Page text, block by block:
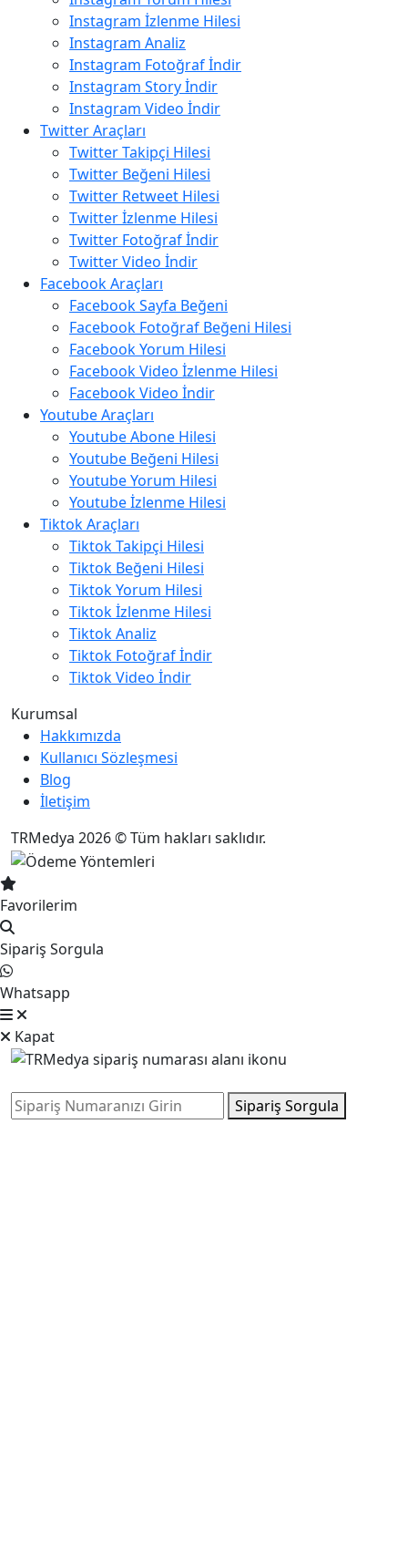
Instagram İzlenme Hilesi
Instagram Analiz
Instagram Fotoğraf İndir
Instagram Story İndir
Instagram Video İndir
Twitter Araçları
Twitter Takipçi Hilesi
Twitter Beğeni Hilesi
Twitter Retweet Hilesi
Twitter İzlenme Hilesi
Twitter Fotoğraf İndir
Twitter Video İndir
Facebook Araçları
Facebook Sayfa Beğeni
Facebook Fotoğraf Beğeni Hilesi
Facebook Yorum Hilesi
Facebook Video İzlenme Hilesi
Facebook Video İndir
Youtube Araçları
Youtube Abone Hilesi
Youtube Beğeni Hilesi
Youtube Yorum Hilesi
Youtube İzlenme Hilesi
Tiktok Araçları
Tiktok Takipçi Hilesi
Tiktok Beğeni Hilesi
Tiktok Yorum Hilesi
Tiktok İzlenme Hilesi
Tiktok Analiz
Tiktok Fotoğraf İndir
Tiktok Video İndir
Kurumsal
Hakkımızda
Kullanıcı Sözleşmesi
Blog
İletişim
TRMedya 2026 © Tüm hakları saklıdır.
Favorilerim
Sipariş Sorgula
Whatsapp
Kapat
Sipariş Sorgula